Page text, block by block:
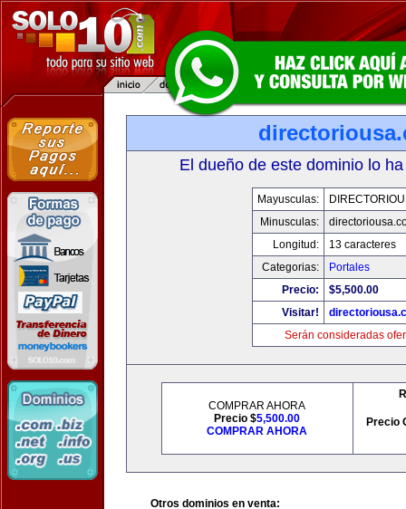
El dueño de este dominio lo
Mayusculas:
Minusculas:
Longitud:
13 caracteres
Categorias:
Portales
Precio:
$5,500.00
Visitar!
Serán consideradas
COMPRAR AHORA
Precio $5,500.00
COMPRAR AHORA
Precio
Otros dominios en venta: